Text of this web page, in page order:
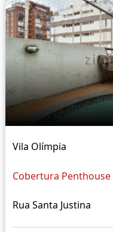
Vila Olímpia
Cobertura Penthouse
Rua Santa Justina